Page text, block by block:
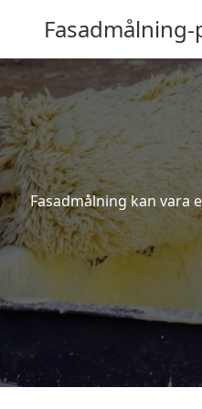
Fasadmålning kan vara